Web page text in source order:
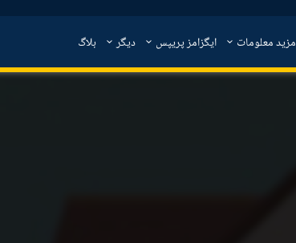
مزید معلومات ایگزامز پریپس دیگر بلاگ